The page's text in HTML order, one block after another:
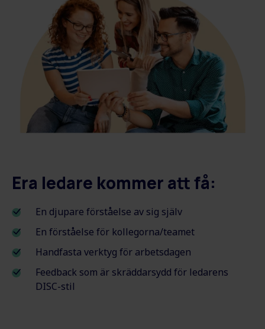
Era ledare kommer att få:
En djupare förståelse av sig själv
En förståelse för kollegorna/teamet
Handfasta verktyg för arbetsdagen
Feedback som är skräddarsydd för ledarens
DISC-stil